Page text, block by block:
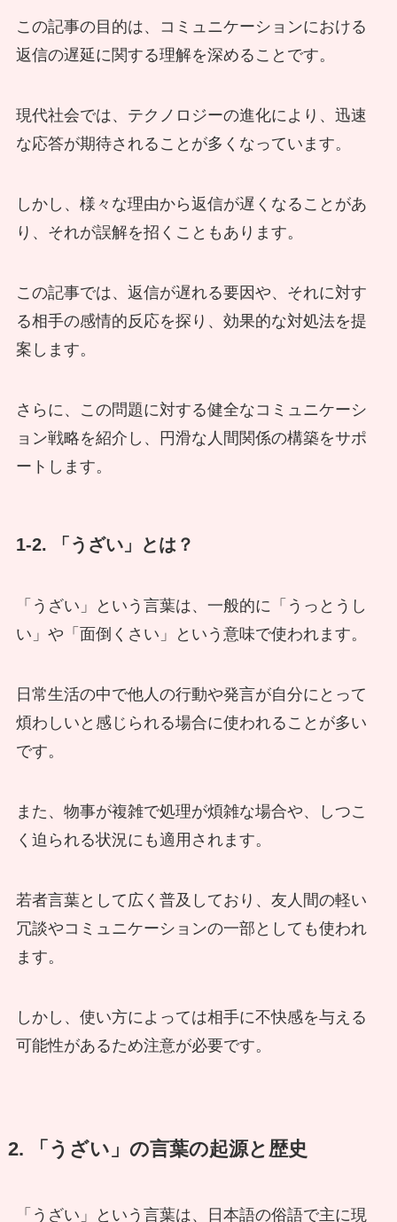
この記事の目的は、コミュニケーションにおける
返信の遅延に関する理解を深めることです。
現代社会では、テクノロジーの進化により、迅速
な応答が期待されることが多くなっています。
しかし、様々な理由から返信が遅くなることがあ
り、それが誤解を招くこともあります。
この記事では、返信が遅れる要因や、それに対す
る相手の感情的反応を探り、効果的な対処法を提
案します。
さらに、この問題に対する健全なコミュニケーシ
ョン戦略を紹介し、円滑な人間関係の構築をサポ
ートします。
1-2. 「うざい」とは？
「うざい」という言葉は、一般的に「うっとうし
い」や「面倒くさい」という意味で使われます。
日常生活の中で他人の行動や発言が自分にとって
煩わしいと感じられる場合に使われることが多い
です。
また、物事が複雑で処理が煩雑な場合や、しつこ
く迫られる状況にも適用されます。
若者言葉として広く普及しており、友人間の軽い
冗談やコミュニケーションの一部としても使われ
ます。
しかし、使い方によっては相手に不快感を与える
可能性があるため注意が必要です。
2. 「うざい」の言葉の起源と歴史
「うざい」という言葉は、日本語の俗語で主に現